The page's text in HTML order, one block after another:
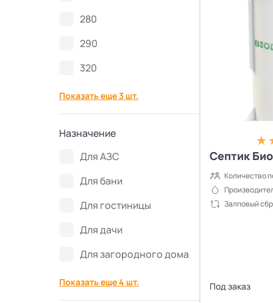
Септики Uni-Sep
Септики VODANOFF 9
Септики Далос
Септики КиБез
Септики Flotenk STA
280
290
320
Показать еще 3 шт.
Назначение
Для АЗС
Для бани
Для гостиницы
Для дачи
Для загородного дома
Показать еще 4 шт.
Септик
Количество
Залповый
Под заказ